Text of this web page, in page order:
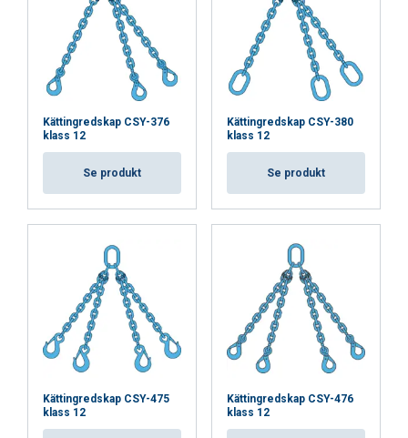
Kättingredskap CSY-376
klass 12
Se produkt
Kättingredskap CSY-380
klass 12
Se produkt
Kättingredskap CSY-475
klass 12
Kättingredskap CSY-476
klass 12